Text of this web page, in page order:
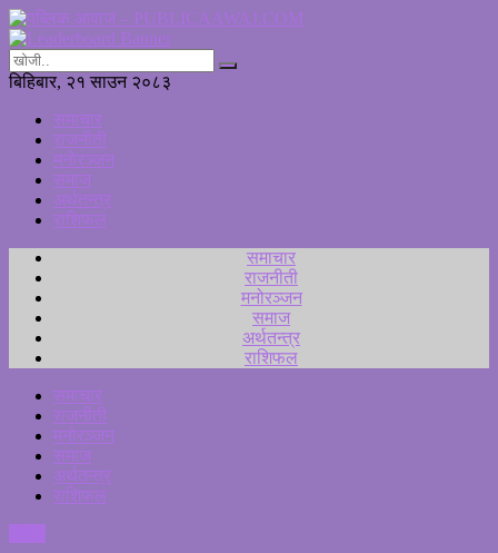
बिहिबार, २१ साउन २०८३
समाचार
राजनीती
मनोरञ्जन
समाज
अर्थतन्त्र
राशिफल
समाचार
राजनीती
मनोरञ्जन
समाज
अर्थतन्त्र
राशिफल
समाचार
राजनीती
मनोरञ्जन
समाज
अर्थतन्त्र
राशिफल